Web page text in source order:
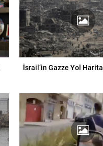
İsrail’in Gazze Yol